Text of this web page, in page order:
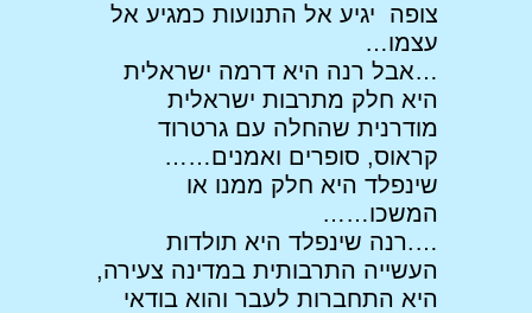
צופה יגיע אל התנועות כמגיע אל
עצמו…
…אבל רנה היא דרמה ישראלית
היא חלק מתרבות ישראלית
מודרנית שהחלה עם גרטרוד
קראוס, סופרים ואמנים……
שינפלד היא חלק ממנו או
המשכו……
….רנה שינפלד היא תולדות
העשייה התרבותית במדינה צעירה,
היא התחברות לעבר והוא בודאי